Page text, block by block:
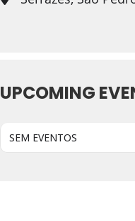
UPCOMING
SEM EVENTOS